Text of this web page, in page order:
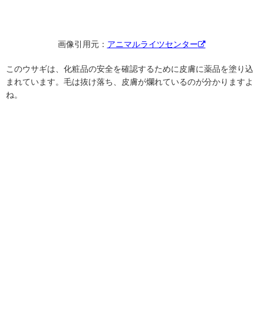
画像引用元： アニマルライツセンター
このウサギは、化粧品の安全を確認するために皮膚に薬品を塗り込
まれています。毛は抜け落ち、皮膚が爛れているのが分かりますよ
ね。